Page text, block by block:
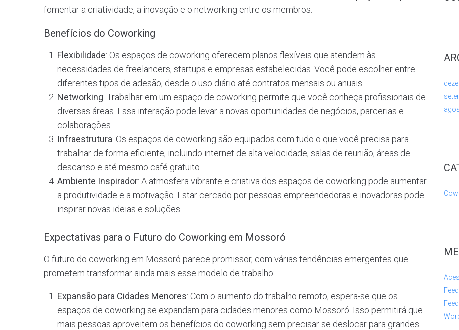
fomentar a criatividade, a inovação e o networking entre os membros.
Benefícios do Coworking
Flexibilidade: Os espaços de coworking oferecem planos flexíveis que atendem às
necessidades de freelancers, startups e empresas estabelecidas. Você pode escolher entre
diferentes tipos de adesão, desde o uso diário até contratos mensais ou anuais.
Networking: Trabalhar em um espaço de coworking permite que você conheça profissionais de
diversas áreas. Essa interação pode levar a novas oportunidades de negócios, parcerias e
colaborações.
Infraestrutura: Os espaços de coworking são equipados com tudo o que você precisa para
trabalhar de forma eficiente, incluindo internet de alta velocidade, salas de reunião, áreas de
descanso e até mesmo café gratuito.
Ambiente Inspirador: A atmosfera vibrante e criativa dos espaços de coworking pode aumentar
a produtividade e a motivação. Estar cercado por pessoas empreendedoras e inovadoras pode
inspirar novas ideias e soluções.
Expectativas para o Futuro do Coworking em Mossoró
O futuro do coworking em Mossoró parece promissor, com várias tendências emergentes que
prometem transformar ainda mais esse modelo de trabalho:
Expansão para Cidades Menores: Com o aumento do trabalho remoto, espera-se que os
espaços de coworking se expandam para cidades menores como Mossoró. Isso permitirá que
mais pessoas aproveitem os benefícios do coworking sem precisar se deslocar para grandes